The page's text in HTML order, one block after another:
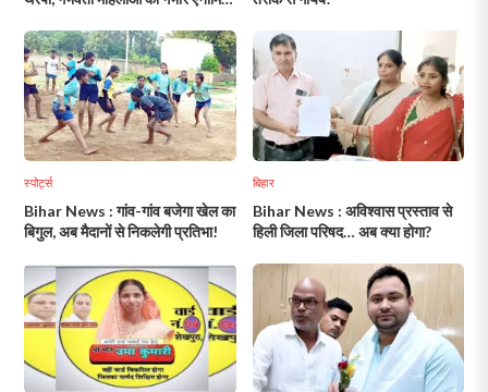
स्पोर्ट्स
Bihar News : गांव-गांव बजेगा खेल का
बिगुल, अब मैदानों से निकलेगी प्रतिभा!
बिहार
Bihar News : अविश्वास प्रस्ताव से
हिली जिला परिषद… अब क्या होगा?